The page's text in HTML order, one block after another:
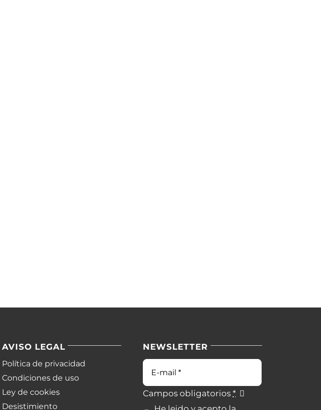
AVISO LEGAL
Política de privacidad
Condiciones de uso
Ley de cookies
Desistimiento
NEWSLETTER
Campos obligatorios*